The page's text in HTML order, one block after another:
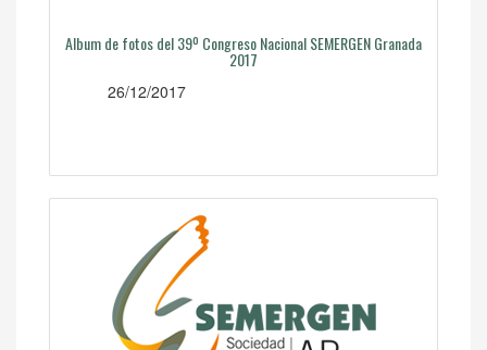
Album de fotos del 39º Congreso Nacional SEMERGEN Granada
2017
26/12/2017